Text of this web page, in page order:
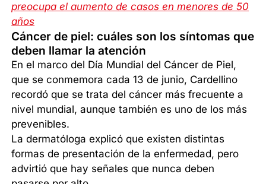
preocupa el aumento de casos en menores de 50
años
Cáncer de piel: cuáles son los síntomas que
deben llamar la atención
En el marco del Día Mundial del Cáncer de Piel,
que se conmemora cada 13 de junio, Cardellino
recordó que se trata del cáncer más frecuente a
nivel mundial, aunque también es uno de los más
prevenibles.
La dermatóloga explicó que existen distintas
formas de presentación de la enfermedad, pero
advirtió que hay señales que nunca deben